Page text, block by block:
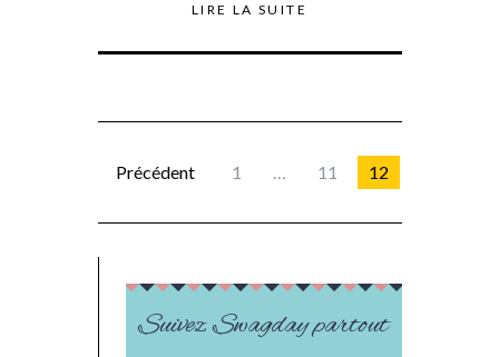
LIRE LA SUITE
Précédent 1 … 11 12
Suivez Swagday partout